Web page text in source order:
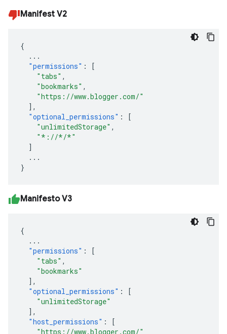
Manifest V2
{
...
"permissions" :
[
"tabs" ,
"bookmarks" ,
"https://www.blogger.com/"
],
"optional_permissions" :
[
"unlimitedStorage" ,
"*://*/*"
]
...
}
Manifesto V3
{
...
"permissions" :
[
"tabs" ,
"bookmarks"
],
"optional_permissions" :
[
"unlimitedStorage"
],
"host_permissions" :
[
"https://www.blogger.com/"